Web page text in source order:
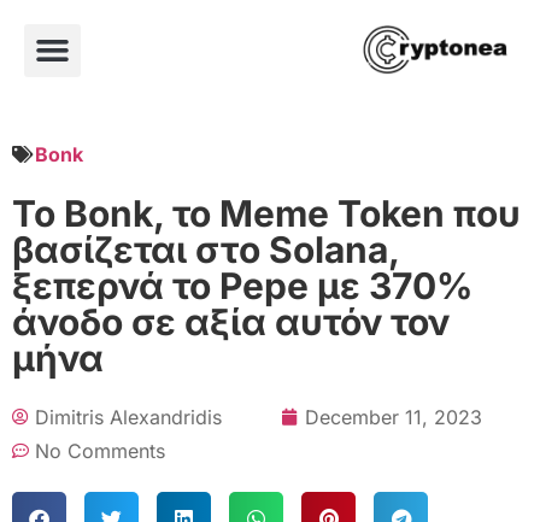
Bonk
Το Bonk, το Meme Token που
βασίζεται στo Solana,
ξεπερνά το Pepe με 370%
άνοδο σε αξία αυτόν τον
μήνα
Dimitris Alexandridis
December 11, 2023
No Comments